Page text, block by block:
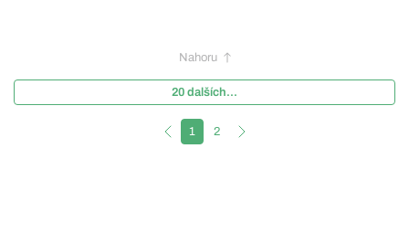
Nahoru
20 dalších...
1 2